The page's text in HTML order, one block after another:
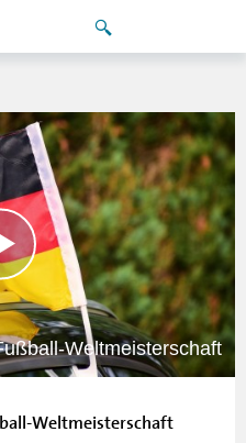
Weltmeisterschaft
Weltmeisterschaft